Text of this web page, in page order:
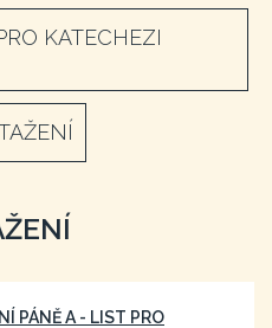
KATECHEZI
PÁNĚ A - LIST PRO